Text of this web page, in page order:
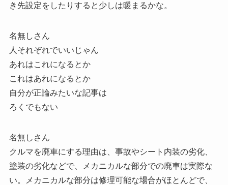
き先設定をしたりすると少しは暖まるかな。
名無しさん
人それぞれでいいじゃん
あれはこれになるとか
これはあれになるとか
自分が正論みたいな記事は
ろくでもない
名無しさん
クルマを廃車にする理由は、事故やシート内装の劣化、
塗装の劣化などで、メカニカルな部分での廃車は実際な
い。メカニカルな部分は修理可能な場合がほとんどで、